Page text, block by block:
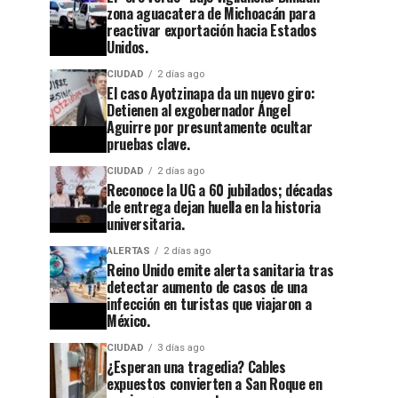
zona aguacatera de Michoacán para
reactivar exportación hacia Estados
Unidos.
CIUDAD 2 días ago
El caso Ayotzinapa da un nuevo giro:
Detienen al exgobernador Ángel
Aguirre por presuntamente ocultar
pruebas clave.
CIUDAD 2 días ago
Reconoce la UG a 60 jubilados; décadas
de entrega dejan huella en la historia
universitaria.
ALERTAS 2 días ago
Reino Unido emite alerta sanitaria tras
detectar aumento de casos de una
infección en turistas que viajaron a
México.
CIUDAD 3 días ago
¿Esperan una tragedia? Cables
expuestos convierten a San Roque en